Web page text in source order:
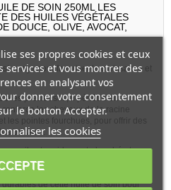
DE SOIN 250ML LES
DES HUILES VÉGÉTALES
DOUCE, OLIVE, AVOCAT,
conçu pour favoriser la croissance et
précieuses, il pénètre en
les cheveux de la racine
les pointes fourchues, pour offrir des
brillants.
il est rapidement absorbé et ne
les types de cheveux, qu'ils soient
Offrez à vos cheveux le soin dont ils
durables de cette huile de soin pour
ses propres cookies et ceux
et vous montrer des
en analysant vos
donner votre consentement
le bouton Accepter.
les cookies